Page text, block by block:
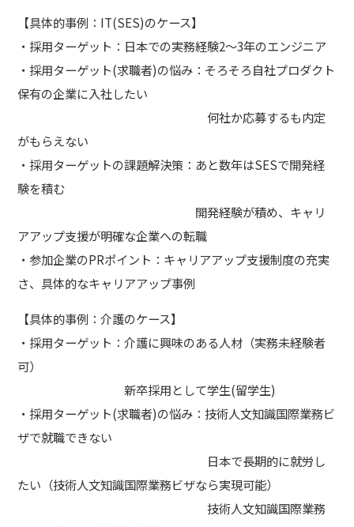
【具体的事例：IT(SES)のケース】
・採用ターゲット：日本での実務経験2～3年のエンジニア
・採用ターゲット(求職者)の悩み：そろそろ自社プロダクト
保有の企業に入社したい
何社か応募するも内定
がもらえない
・採用ターゲットの課題解決策：あと数年はSESで開発経
験を積む
開発経験が積め、キャリ
アアップ支援が明確な企業への転職
・参加企業のPRポイント：キャリアアップ支援制度の充実
さ、具体的なキャリアアップ事例
【具体的事例：介護のケース】
・採用ターゲット：介護に興味のある人材（実務未経験者
可）
新卒採用として学生(留学生)
・採用ターゲット(求職者)の悩み：技術人文知識国際業務ビ
ザで就職できない
日本で長期的に就労し
たい（技術人文知識国際業務ビザなら実現可能）
技術人文知識国際業務